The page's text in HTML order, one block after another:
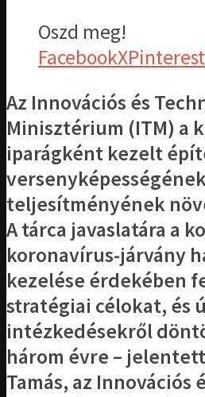
Oszd meg!
FacebookXPinterest
Az Innovációs és
Minisztérium (ITM) a
iparágként kezelt
teljesítményének
A tárca javaslatára a
koronavírus-járvány
kezelése érdekében
stratégiai célokat, és
intézkedésekről
három évre –
Tamás, az Innovációs